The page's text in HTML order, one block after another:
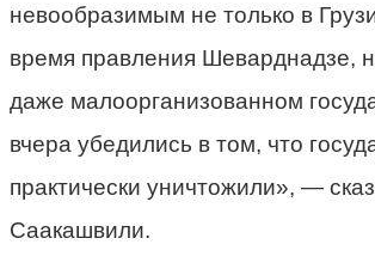
невообразимым не только в
время правления Шеварднадзе,
даже малоорганизованном
вчера убедились в том, что
практически уничтожили», —
Саакашвили.